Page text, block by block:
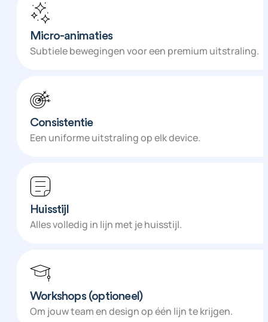
Micro-animaties
Subtiele bewegingen voor een premium uitstraling.
Consistentie
Een uniforme uitstraling op elk device.
Huisstijl
Alles volledig in lijn met je huisstijl.
Workshops (optioneel)
Om jouw team en design op één lijn te krijgen.